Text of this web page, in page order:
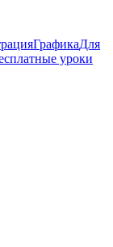
ГрафикаДля
уроки